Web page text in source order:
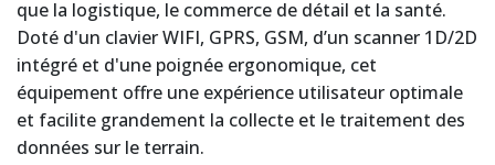
que la logistique, le commerce de détail et la santé.
Doté d'un clavier WIFI, GPRS, GSM, d’un scanner 1D/2D
intégré et d'une poignée ergonomique, cet
équipement offre une expérience utilisateur optimale
et facilite grandement la collecte et le traitement des
données sur le terrain.